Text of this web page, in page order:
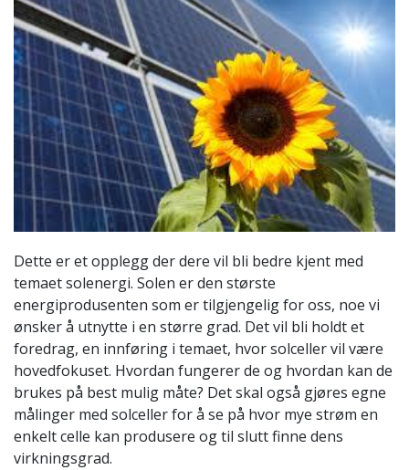
Dette er et opplegg der dere vil bli bedre kjent med
temaet solenergi. Solen er den største
energiprodusenten som er tilgjengelig for oss, noe vi
ønsker å utnytte i en større grad. Det vil bli holdt et
foredrag, en innføring i temaet, hvor solceller vil være
hovedfokuset. Hvordan fungerer de og hvordan kan de
brukes på best mulig måte? Det skal også gjøres egne
målinger med solceller for å se på hvor mye strøm en
enkelt celle kan produsere og til slutt finne dens
virkningsgrad.